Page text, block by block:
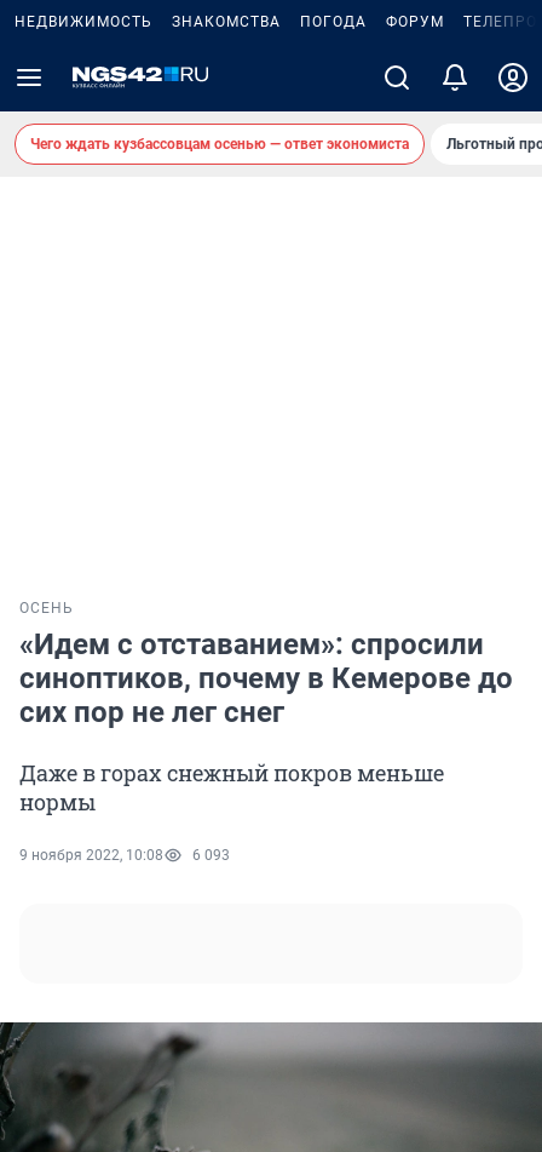
НЕДВИЖИМОСТЬ ЗНАКОМСТВА ПОГОДА ФОРУМ
Чего ждать кузбассовцам осенью — ответ экономиста Льготный
ОСЕНЬ
«Идем с отставанием»: спросили
синоптиков, почему в Кемерове до
сих пор не лег снег
Даже в горах снежный покров меньше
нормы
9 ноября 2022, 10:08 6 093